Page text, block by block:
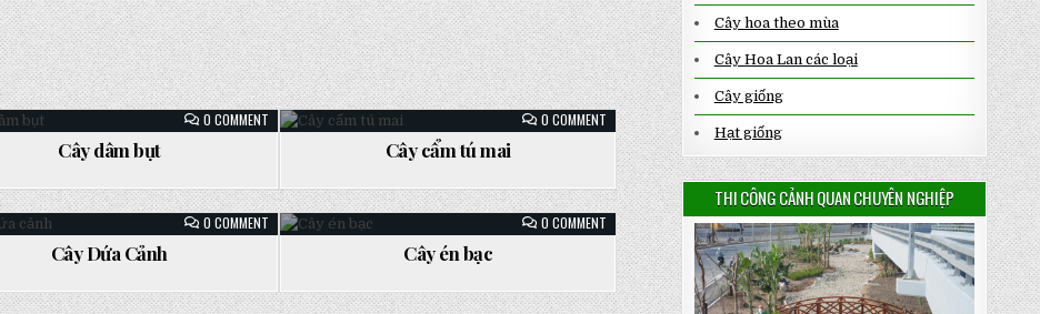
0 COMMENTON
CÂY
in
Cây dâm bụt
0 COMMENT ON
CÂY
CẨM
TÚ
MAI
Posted
in
Cây cẩm tú mai
0 COMMENTON
CÂY
in
Cây Dứa Cảnh
0 COMMENT ON
CÂY
ÉN
BẠC
in
Cây én bạc
Cây hoa theo mùa
Cây Hoa Lan các loại
Cây giống
Hạt giống
THI CÔNG CẢNH QUAN CHUYÊN NGHIỆP